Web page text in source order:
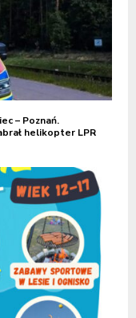
– Poznań.
helikopter LPR